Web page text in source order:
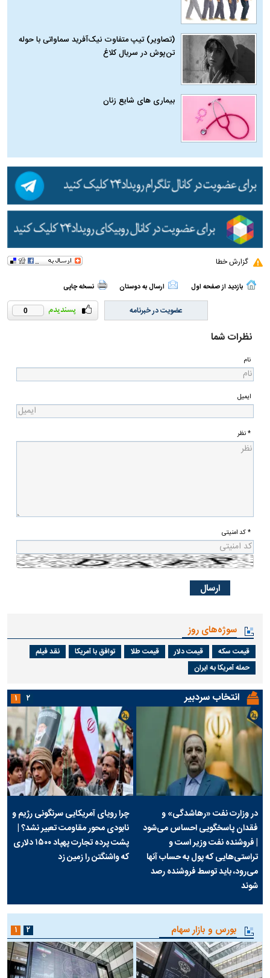
(تصاویر) تیپ متفاوت نیک‌آفرید سماواتی با حوله
تن‌پوش در سریال کلاغ
بیماری‌ های شایع زنان
گزارش خطا
بازدید از صفحه اول ارسال به دوستان نسخه چاپی
0 عضویت در خبرنامه
نظرات شما
نام
ایمیل
* نظر
* کد امنیتی
سوژه‌های روز
قیمت سکه قیمت دلار قیمت طلا توافق با آمریکا
نقد فیلم
حمله آمریکا به ایران
انتخاب سردبیر
در وزارت نفت «رهاشدگی» و
فقدان پاسخگویی احساس می‌شود
| فروشنده نفت وزیر است و
تراستی‌هایی که پول به حساب آنها
می‌رود، باید توسط فروشنده رصد
شوند
چرا رویای آمریکایی سرنگونی رژیم و
نابودی محور مقاومت تعبیر نشد؟ |
پشت پرده تجارت پهپاد‌ ۱۵۰۰ دلاری
که واشنگتن را زمین زد
۱ ۲
بورس و بازار سهام ۱ ۲